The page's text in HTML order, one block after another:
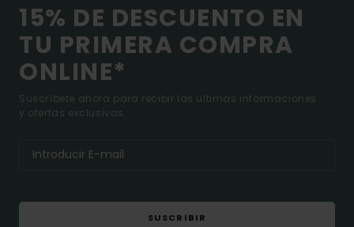
15% DE DESCUENTO EN
TU PRIMERA COMPRA
ONLINE*
Suscríbete ahora para recibir las ultimas informaciones
y ofertas exclusivas.
SUSCRIBIR